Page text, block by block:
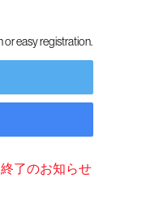
or easy registration.
終了のお知らせ